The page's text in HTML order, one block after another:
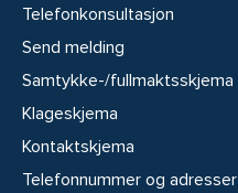
Telefonkonsultasjon
Send melding
Samtykke-/fullmaktsskjema
Klageskjema
Kontaktskjema
Telefonnummer og adresser